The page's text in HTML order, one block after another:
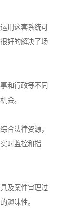
用这套系统可
好的解决了场
和行政等不同
会。
合法律资源，
时监控和指
及案件审理过
趣味性。